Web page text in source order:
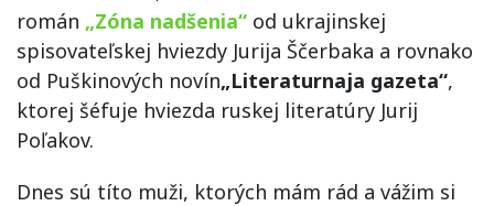
román „Zóna nadšenia“ od ukrajinskej
spisovateľskej hviezdy Jurija Ščerbaka a rovnako
od Puškinových novín„Literaturnaja gazeta“,
ktorej šéfuje hviezda ruskej literatúry Jurij
Poľakov.
Dnes sú títo muži, ktorých mám rád a vážim si